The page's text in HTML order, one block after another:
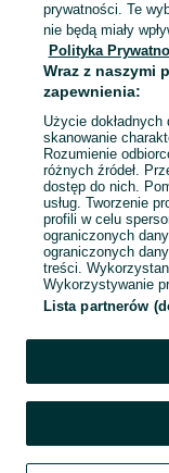
prywatności. Te
nie będą miały
Polityka
Wraz z naszymi
zapewnienia:
Użycie
skanowanie
Rozumienie
różnych źródeł.
dostęp do nich.
usług. Tworzenie
profili w celu
ograniczonych
ograniczonych
treści.
Wykorzystywanie
Lista partnerów